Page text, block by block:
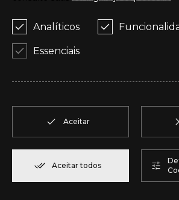
T T2
U
V T2
Analíticos
Essenciais
Aceitar
Aceitar todos